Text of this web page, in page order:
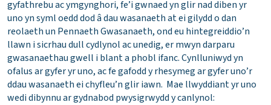
gyfathrebu ac ymgynghori, fe’i gwnaed yn glir nad diben yr
uno yn syml oedd dod â dau wasanaeth at ei gilydd o dan
reolaeth un Pennaeth Gwasanaeth, ond eu hintegreiddio’n
llawn i sicrhau dull cydlynol ac unedig, er mwyn darparu
gwasanaethau gwell i blant a phobl ifanc. Cynlluniwyd yn
ofalus ar gyfer yr uno, ac fe gafodd y rhesymeg ar gyfer uno’r
ddau wasanaeth ei chyfleu’n glir iawn. Mae llwyddiant yr uno
wedi dibynnu ar gydnabod pwysigrwydd y canlynol: